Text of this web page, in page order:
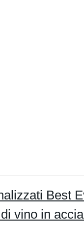
Best
vino in